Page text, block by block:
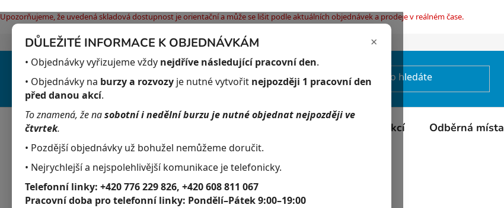
×
DŮLEŽITÉ INFORMACE K OBJEDNÁVKÁM
• Objednávky vyřizujeme vždy nejdříve následující pracovní den.
• Objednávky na burzy a rozvozy je nutné vytvořit nejpozději 1 pracovní den
před danou akcí.
To znamená, že nasobotní i nedělní burzu je nutné objednat nejpozději ve
čtvrtek.
• Pozdější objednávky už bohužel nemůžeme doručit.
• Nejrychlejší a nejspolehlivější komunikace je telefonicky.
Telefonní linky: +420 776 229 826, +420 608 811 067
Pracovní doba pro telefonní linky: Pondělí–Pátek 9:00–19:00
Upozorňujeme, že uvedená skladová dostupnost je orientační a může se lišit podle aktuálních objednávek a prodeje v reálném čase.
Přejít
obsah
Jak nakupovat Obchodní podmínky Podmínky ochrany osobních údajů
Kalendář akcí Odběrná místa
Domů
Akvaristika / Akvarijní živočichové / Akvarijní ryby
P
o
Přeskočit
kategorie
K
a
t
Akvaristika